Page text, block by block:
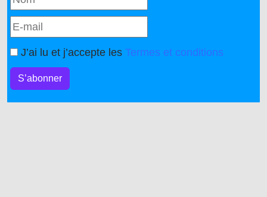
J’ai lu et j’accepte les Termes et conditions
S’abonner